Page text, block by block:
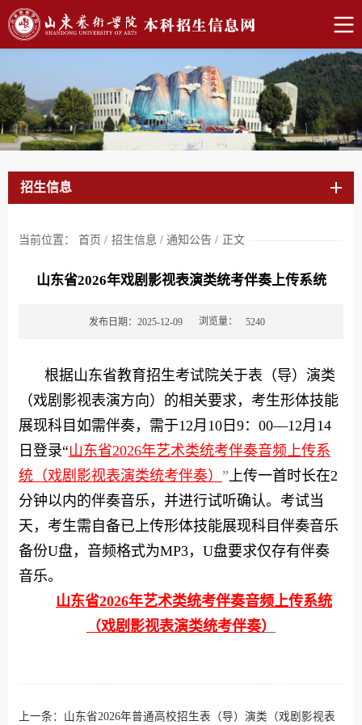
招生信息
当前位置： 首页 / 招生信息 / 通知公告 / 正文
山东省2026年戏剧影视表演类统考伴奏上传系统
发布日期：2025-12-09 浏览量： 5240
根据山东省教育招生考试院关于表（导）演类
（戏剧影视表演方向）的相关要求，考生形体技能
展现科目如需伴奏，需于12月10日9：00—12月14
日登录“山东省2026年艺术类统考伴奏音频上传系
统（戏剧影视表演类统考伴奏） ”上传一首时长在2
分钟以内的伴奏音乐，并进行试听确认。考试当
天，考生需自备已上传形体技能展现科目伴奏音乐
备份U盘，音频格式为MP3，U盘要求仅存有伴奏
音乐。
山东省2026年艺术类统考伴奏音频上传系统
（戏剧影视表演类统考伴奏）
上一条： 山东省2026年普通高校招生表（导）演类（戏剧影视表